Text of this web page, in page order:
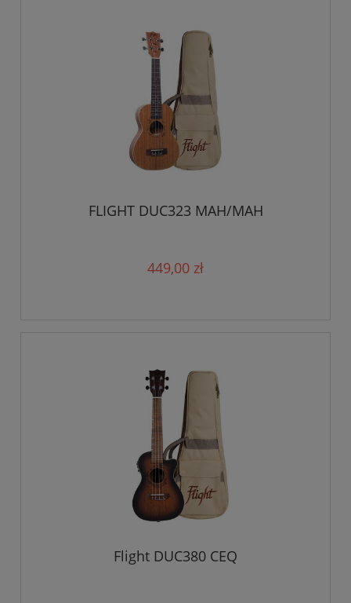
FLIGHT DUC323 MAH/MAH
449,00 zł
Flight DUC380 CEQ